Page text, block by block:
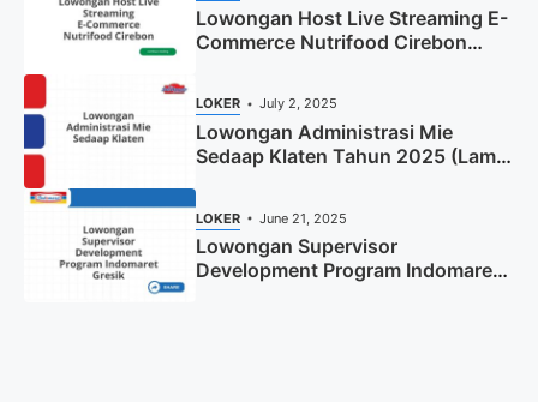
Lowongan Host Live Streaming E-
Commerce Nutrifood Cirebon
LOKER July 2, 2025
Lowongan Administrasi Mie
Sedaap Klaten Tahun 2025 (Lamar
LOKER June 21, 2025
Lowongan Supervisor
Development Program Indomaret